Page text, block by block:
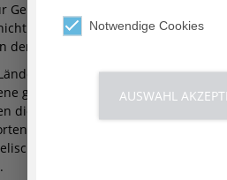
Geriatrische Fortbildungen gab es
mit dem besonderen Blick für
der Geriatrie.
schafften dafür 1995 an drei
geriatrische Kompetenz und
die Voraussetzung für den Aufbau
gehörte, neben dem
Geriatriezentrum in Berlin,
.
Notwendige Cookies
AUSWAHL